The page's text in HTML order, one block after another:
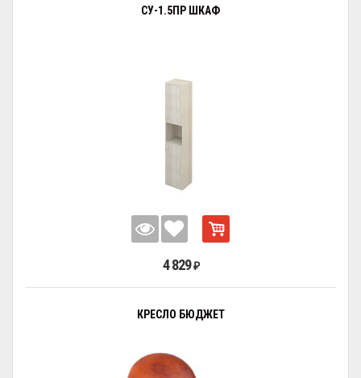
СУ-1.5ПР ШКАФ
4 829 ₽
КРЕСЛО БЮДЖЕТ